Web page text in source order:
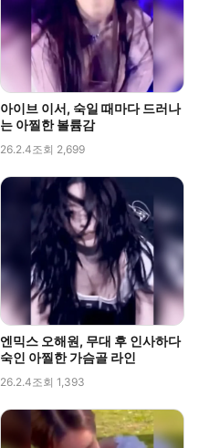
아이브 이서, 숙일 때마다 드러나
는 아찔한 볼륨감
26.2.4조회 2,699
엔믹스 오해원, 무대 후 인사하다
숙인 아찔한 가슴골 라인
26.2.4조회 1,393